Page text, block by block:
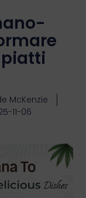
McKenzie
11-06